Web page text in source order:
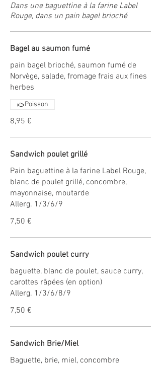
Dans une baguettine à la farine Label
Rouge, dans un pain bagel brioché
Bagel au saumon fumé
pain bagel brioché, saumon fumé de
Norvège, salade, fromage frais aux fines
herbes
8,95 €
Poisson
Sandwich poulet grillé
Pain baguettine à la farine Label Rouge,
blanc de poulet grillé, concombre,
mayonnaise, moutarde
Allerg. 1/3/6/9
7,50 €
Sandwich poulet curry
baguette, blanc de poulet, sauce curry,
carottes râpées (en option)
Allerg. 1/3/6/8/9
7,50 €
Sandwich Brie/Miel
Baguette, brie, miel, concombre